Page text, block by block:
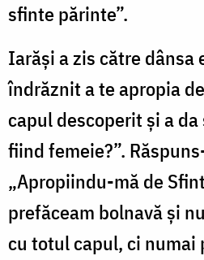
sfinte părinte”.
Iarăși a zis către dânsa
îndrăznit a te apropia
capul descoperit și a
fiind femeie?”.
„Apropiindu-mă de
prefăceam bolnavă și
cu totul capul, ci numai